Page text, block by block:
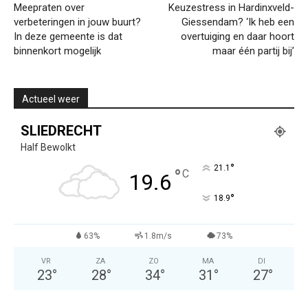
Meepraten over
verbeteringen in jouw buurt?
In deze gemeente is dat
binnenkort mogelijk
Keuzestress in Hardinxveld-
Giessendam? ‘Ik heb een
overtuiging en daar hoort
maar één partij bij’
Actueel weer
SLIEDRECHT
Half Bewolkt
19.6 °C 21.1 °
18.9°
63% 1.8m/s 73%
VR
23°
ZA
28°
ZO
34°
MA
31 °
DI
27°